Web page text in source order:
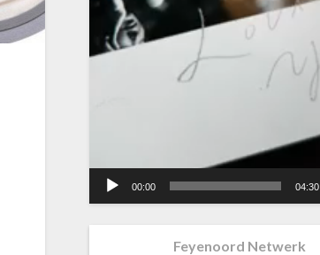
00:00 04:30
Feyenoord Netwerk